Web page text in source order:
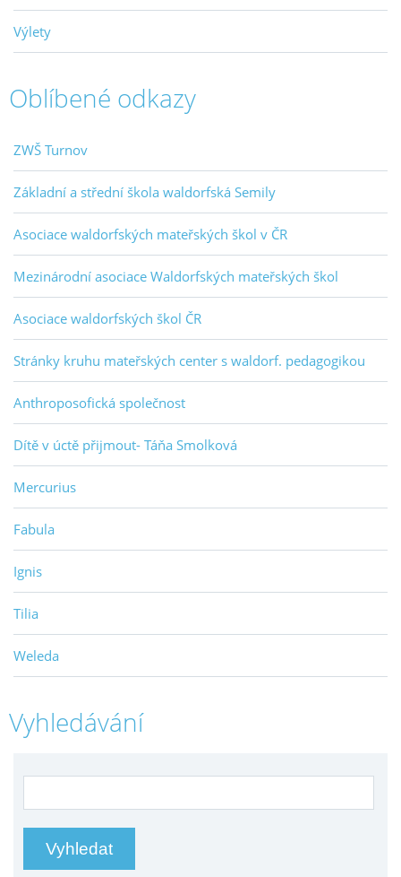
Výlety
Oblíbené odkazy
ZWŠ Turnov
Základní a střední škola waldorfská Semily
Asociace waldorfských mateřských škol v ČR
Mezinárodní asociace Waldorfských mateřských škol
Asociace waldorfských škol ČR
Stránky kruhu mateřských center s waldorf. pedagogikou
Anthroposofická společnost
Dítě v úctě přijmout- Táňa Smolková
Mercurius
Fabula
Ignis
Tilia
Weleda
Vyhledávání